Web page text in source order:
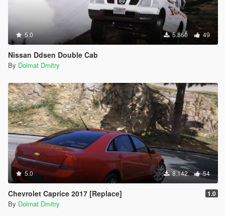
5.0 5.860 49
Nissan Ddsen Double Cab
By Dolmat Dmitry
5.0 8.142 54
Chevrolet Caprice 2017 [Replace] 1.0
By Dolmat Dmitry